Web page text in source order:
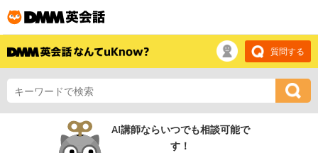
質問する
AI講師ならいつでも相談可能で
す！